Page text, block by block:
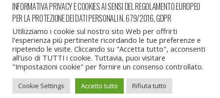
successiva in galleria »
Torna su
Dispositivo Portatile Pc Desktop
INFORMATIVA PRIVACY E COOKIES AI SENSI DEL REGOLAMENTO EUROPEO
PER LA PROTEZIONE DEI DATI PERSONALI N. 679/2016, GDPR
Utilizziamo i cookie sul nostro sito Web per offrirti
l'esperienza più pertinente ricordando le tue preferenze e
ripetendo le visite. Cliccando su "Accetta tutto", acconsenti
all'uso di TUTTI i cookie. Tuttavia, puoi visitare
"Impostazioni cookie" per fornire un consenso controllato.
Cookie Settings Accetto tutto Rifiuta tutto